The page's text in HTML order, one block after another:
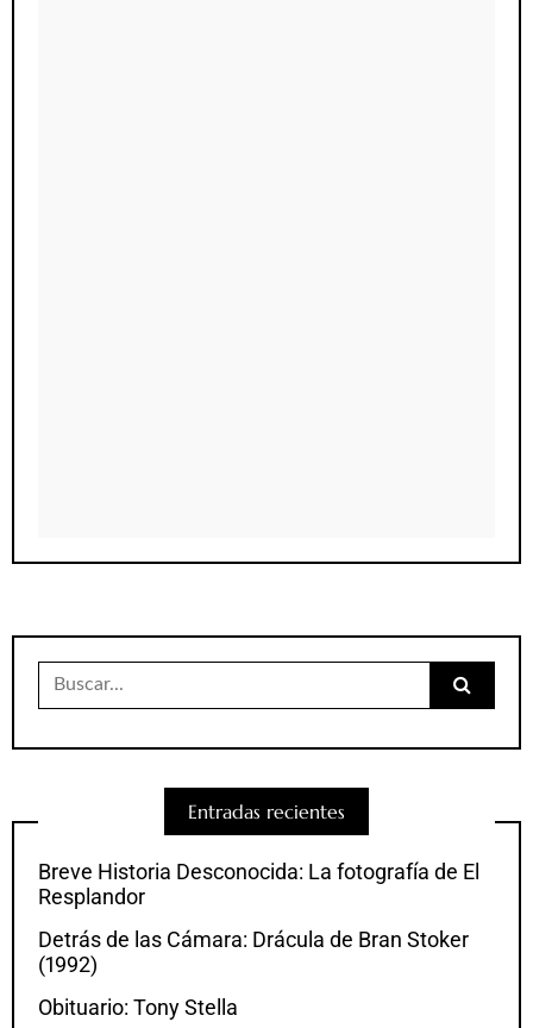
Buscar:
Entradas recientes
Breve Historia Desconocida: La fotografía de El
Resplandor
Detrás de las Cámara: Drácula de Bran Stoker
(1992)
Obituario: Tony Stella